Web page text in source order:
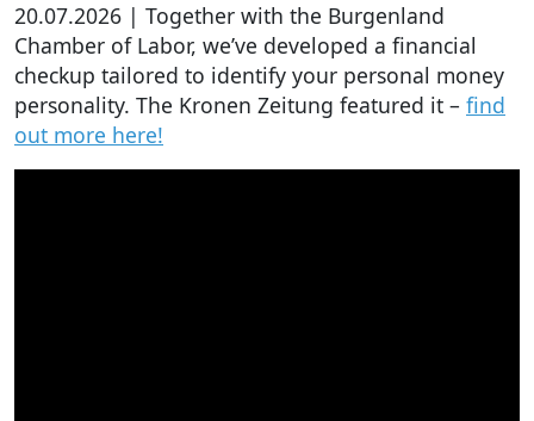
20.07.2026 | Together with the Burgenland
Chamber of Labor, we’ve developed a financial
checkup tailored to identify your personal money
personality. The Kronen Zeitung featured it – find
out more here!